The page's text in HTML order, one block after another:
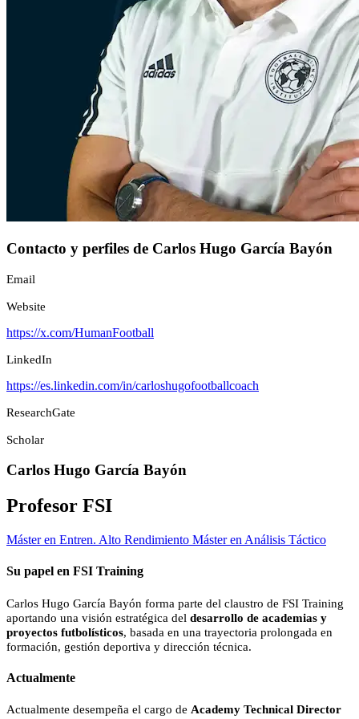
Contacto y perfiles de Carlos Hugo García Bayón
Email
Website
https://x.com/HumanFootball
LinkedIn
https://es.linkedin.com/in/carloshugofootballcoach
ResearchGate
Scholar
Carlos Hugo García Bayón
Profesor FSI
Máster en Entren. Alto Rendimiento Máster en Análisis Táctico
Su papel en FSI Training
Carlos Hugo García Bayón forma parte del claustro de FSI Training
aportando una visión estratégica del desarrollo de academias y
proyectos futbolísticos, basada en una trayectoria prolongada en
formación, gestión deportiva y dirección técnica.
Actualmente
Actualmente desempeña el cargo de Academy Technical Director